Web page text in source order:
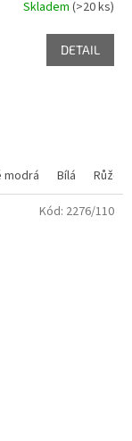
Skladem (>20 ks)
DETAIL
modrá Bílá Růžová
Kód: 2276/110